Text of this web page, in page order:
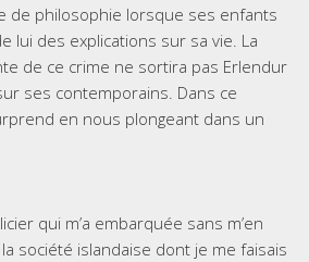
de philosophie lorsque ses enfants
lui des explications sur sa vie. La
de ce crime ne sortira pas Erlendur
ses contemporains. Dans ce
en nous plongeant dans un
qui m’a embarquée sans m’en
société islandaise dont je me faisais